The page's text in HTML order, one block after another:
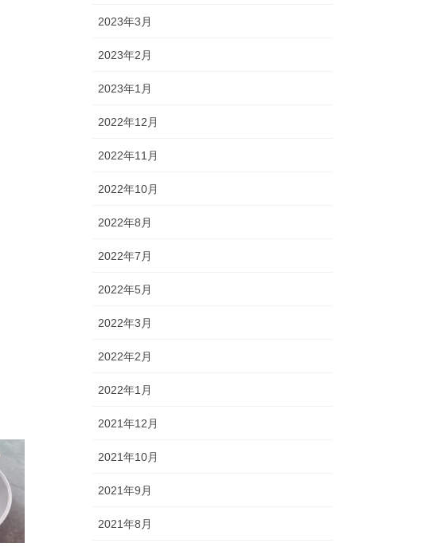
2023年3月
2023年2月
2023年1月
2022年12月
2022年11月
2022年10月
2022年8月
2022年7月
2022年5月
2022年3月
2022年2月
2022年1月
2021年12月
2021年10月
2021年9月
2021年8月